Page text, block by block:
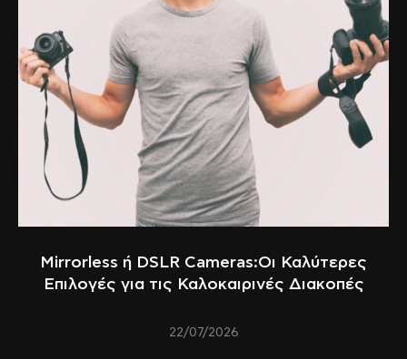
Mirrorless ή DSLR Cameras:Οι Καλύτερες
Επιλογές για τις Καλοκαιρινές Διακοπές
22/07/2026